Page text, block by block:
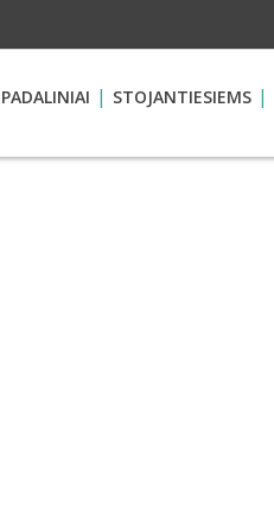
PADALINIAI STOJANTIESIEMS